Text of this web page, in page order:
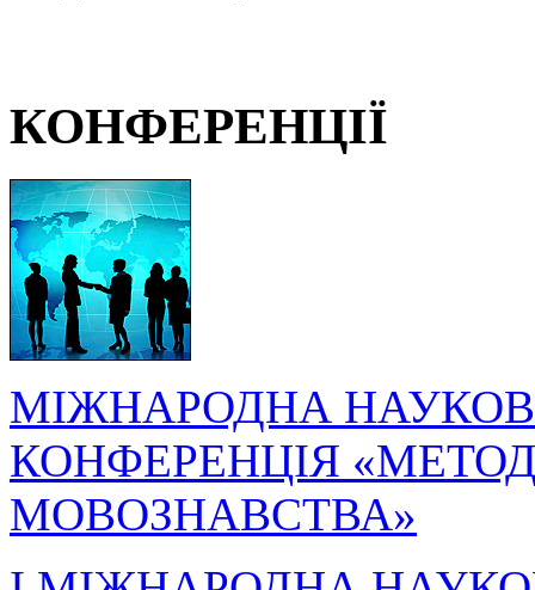
КОНФЕРЕНЦІЇ
МІЖНАРОДНА
КОНФЕРЕНЦІЯ
МОВОЗНАВСТВА»